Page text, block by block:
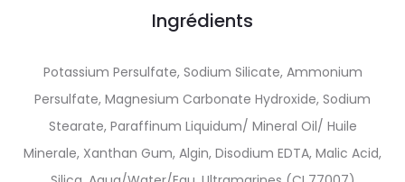
Ingrédients
Potassium Persulfate, Sodium Silicate, Ammonium
Persulfate, Magnesium Carbonate Hydroxide, Sodium
Stearate, Paraffinum Liquidum/ Mineral Oil/ Huile
Minerale, Xanthan Gum, Algin, Disodium EDTA, Malic Acid,